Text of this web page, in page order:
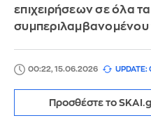
επιχειρήσεων σε όλα
συμπεριλαμβανομένου
00:22, 15.06.2026
Προσθέστε το